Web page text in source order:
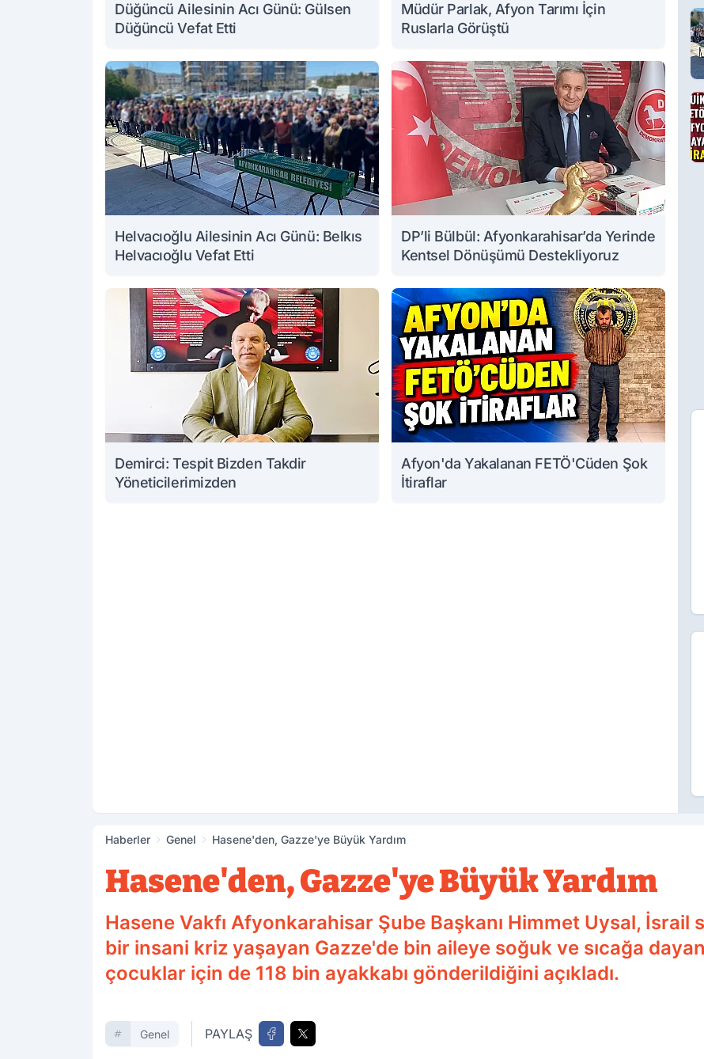
Düğüncü Ailesinin Acı Günü: Gülsen
Düğüncü Vefat Etti
Müdür Parlak, Afyon Tarımı İçin
Ruslarla Görüştü
Helvacıoğlu Ailesinin Acı Günü: Belkıs
Helvacıoğlu Vefat Etti
DP’li Bülbül: Afyonkarahisar’da Yerinde
Kentsel Dönüşümü Destekliyoruz
Demirci: Tespit Bizden Takdir
Yöneticilerimizden
Afyon'da Yakalanan FETÖ'Cüden Şok
İtiraflar
Haberler Genel Hasene'den, Gazze'ye Büyük Yardım
Hasene'den, Gazze'ye Büyük Yardım
Hasene Vakfı Afyonkarahisar Şube Başkanı Himmet Uysal, İsrail
bir insani kriz yaşayan Gazze'de bin aileye soğuk ve sıcağa
çocuklar için de 118 bin ayakkabı gönderildiğini açıkladı.
Genel PAYLAŞ